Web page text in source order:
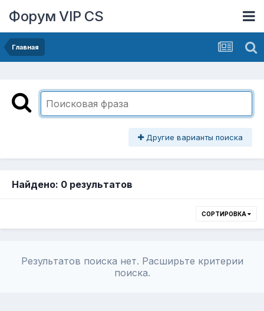
Форум VIP CS
Главная
Другие варианты поиска
Найдено: 0 результатов
СОРТИРОВКА
Результатов поиска нет. Расширьте критерии
поиска.